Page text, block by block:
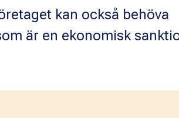
kan också behöva
är en ekonomisk